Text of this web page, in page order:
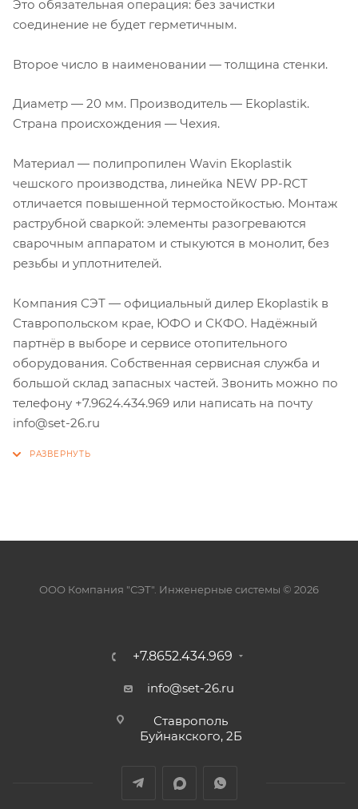
Это обязательная операция: без зачистки
соединение не будет герметичным.
Второе число в наименовании — толщина стенки.
Диаметр — 20 мм. Производитель — Ekoplastik.
Страна происхождения — Чехия.
Материал — полипропилен Wavin Ekoplastik
чешского производства, линейка NEW PP-RCT
отличается повышенной термостойкостью. Монтаж
раструбной сваркой: элементы разогреваются
сварочным аппаратом и стыкуются в монолит, без
резьбы и уплотнителей.
Компания СЭТ — официальный дилер Ekoplastik в
Ставропольском крае, ЮФО и СКФО. Надёжный
партнёр в выборе и сервисе отопительного
оборудования. Собственная сервисная служба и
большой склад запасных частей. Звонить можно по
телефону +7.9624.434.969 или написать на почту
info@set-26.ru
ООО Компания "СЭТ". Инженерные системы © 2026
+7.8652.434.969
info@set-26.ru
Ставрополь
Буйнакского, 2Б